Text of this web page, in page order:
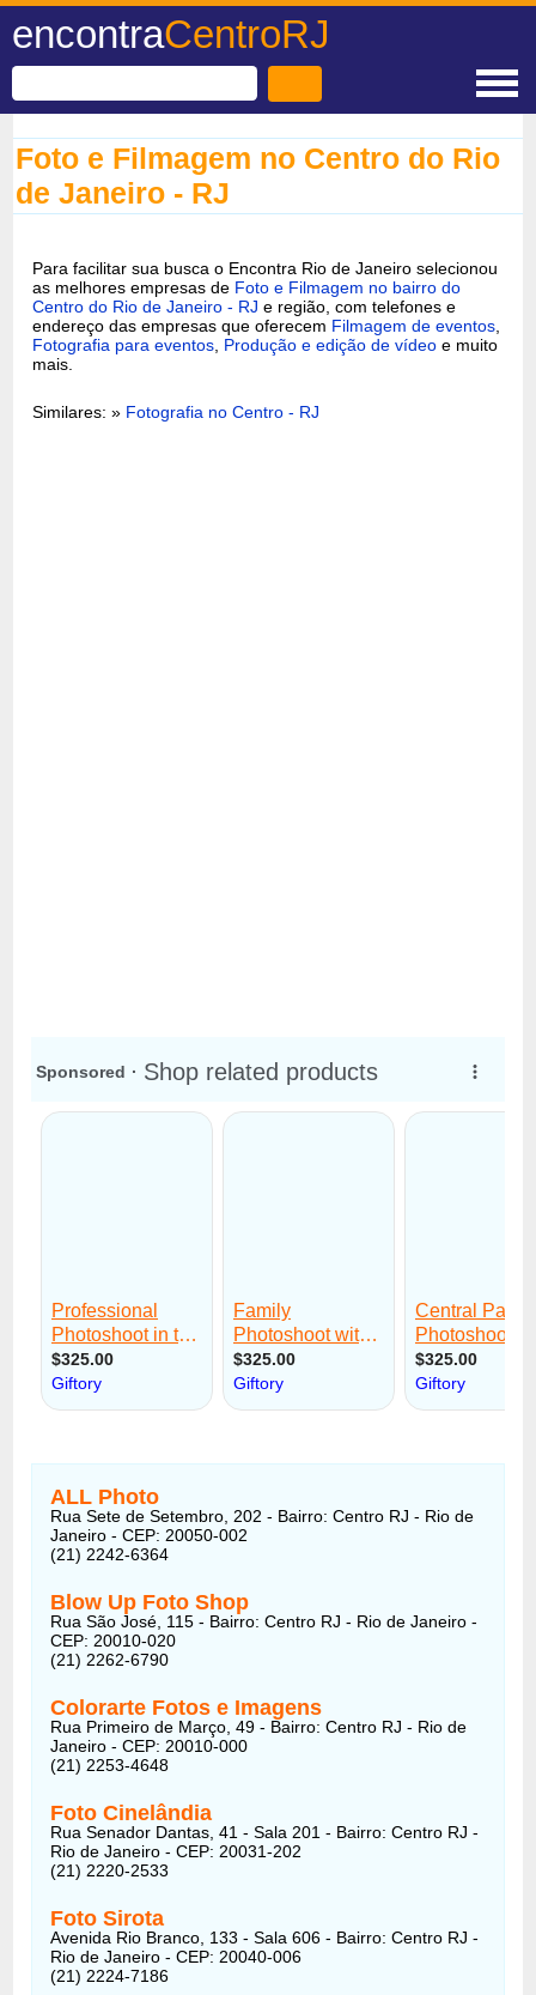
encontraCentroRJ
Foto e Filmagem no Centro do Rio
de Janeiro - RJ
Para facilitar sua busca o Encontra Rio de Janeiro selecionou
as melhores empresas de Foto e Filmagem no bairro do
Centro do Rio de Janeiro - RJ e região, com telefones e
endereço das empresas que oferecem Filmagem de eventos
Fotografia para eventos Produção e edição de vídeo e muito
mais.
Similares: » Fotografia no Centro - RJ
ALL Photo
Rua Sete de Setembro, 202 - Bairro: Centro RJ - Rio de
Janeiro - CEP: 20050-002
(21) 2242-6364
Blow Up Foto Shop
Rua São José, 115 - Bairro: Centro RJ - Rio de Janeiro -
CEP: 20010-020
(21) 2262-6790
Colorarte Fotos e Imagens
Rua Primeiro de Março, 49 - Bairro: Centro RJ - Rio de
Janeiro - CEP: 20010-000
(21) 2253-4648
Foto Cinelândia
Rua Senador Dantas, 41 - Sala 201 - Bairro: Centro RJ -
Rio de Janeiro - CEP: 20031-202
(21) 2220-2533
Foto Sirota
Avenida Rio Branco, 133 - Sala 606 - Bairro: Centro RJ -
Rio de Janeiro - CEP: 20040-006
(21) 2224-7186